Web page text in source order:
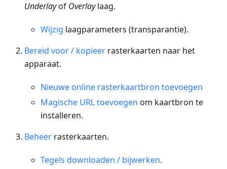
Underlayof Overlaylaag.
Wijzig laagparameters (transparantie).
Bereid voor / kopieer rasterkaarten naar het
apparaat.
Nieuwe online rasterkaartbron toevoegen
Magische URL toevoegen om kaartbron te
installeren.
Beheer rasterkaarten.
Tegels downloaden / bijwerken.